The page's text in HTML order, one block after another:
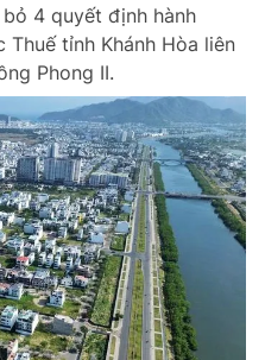
4 quyết định hành
Thuế tỉnh Khánh Hòa liên
Phong II.